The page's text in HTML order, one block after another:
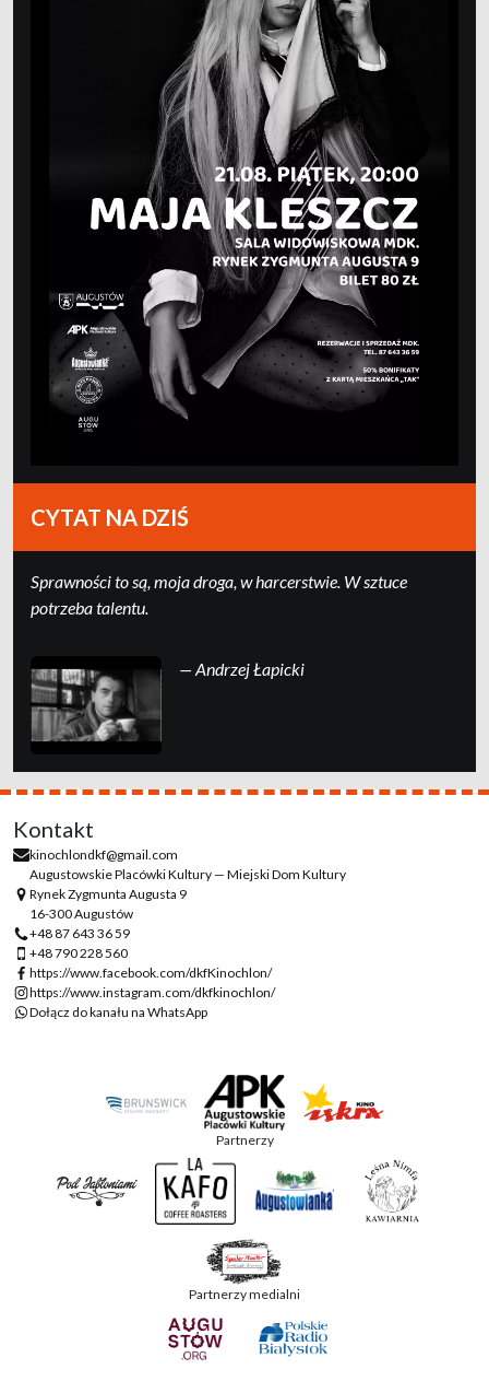
CYTAT NA DZIŚ
Sprawności to są, moja droga, w harcerstwie. W sztuce
potrzeba talentu.
— Andrzej Łapicki
Kontakt
kinochlondkf@gmail.com
Augustowskie Placówki Kultury — Miejski Dom Kultury
Rynek Zygmunta Augusta 9
16-300 Augustów
+48 87 643 36 59
+48 790 228 560
https://www.facebook.com/dkfKinochlon/
https://www.instagram.com/dkfkinochlon/
Dołącz do kanału na WhatsApp
Partnerzy
Partnerzy medialni